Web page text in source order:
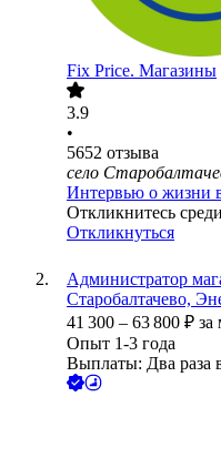
Fix Price. Магазины
3.9
•
5652 отзыва
село
Интервью о жизни
Откликнитесь
Откликнуться
Администратор
Старобалтачево,
41 300 – 63 800 ₽ за
Опыт 1-3 года
Выплаты: Два раза